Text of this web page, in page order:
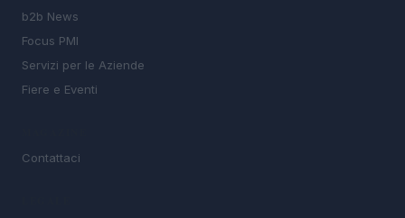
b2b News
Focus PMI
Servizi per le Aziende
Fiere e Eventi
Contattaci